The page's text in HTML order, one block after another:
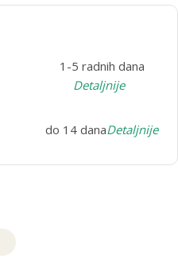
1-5 radnih dana
Detaljnije
do 14 danaDetaljnije